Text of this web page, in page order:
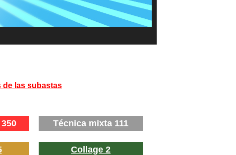
de las subastas
Técnica mixta 111
Collage 2